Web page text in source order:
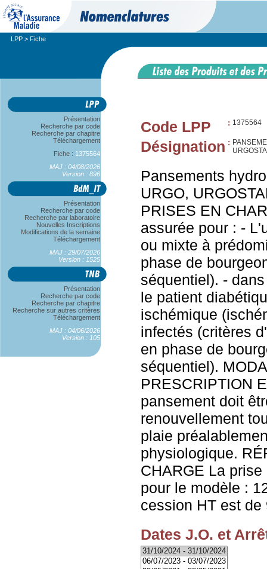
LPP > Fiche
Présentation
Recherche par code
Recherche par chapitre
Téléchargement
Fiche : 1375564
MAJ : 04/08/2026
Version : 896
Présentation
Recherche par code
Recherche par laboratoire
Nouvelles Inscriptions
Modifications de la semaine
Téléchargement
MAJ : 29/07/2026
Version : 1525
Présentation
Recherche par code
Recherche par chapitre
Recherche sur autres critères
Téléchargement
MAJ : 04/06/2026
Version : 105
Code LPP : 1375564
Désignation :
Pansements
URGO,
PRISES EN
assurée pour : -
ou mixte à
phase de
séquentiel). -
le patient
ischémique
infectés (critères
en phase de
séquentiel).
PRESCRIPTION
pansement doit
renouvellement
plaie
physiologique.
CHARGE La
pour le modèle :
cession HT est de
Dates J.O. et